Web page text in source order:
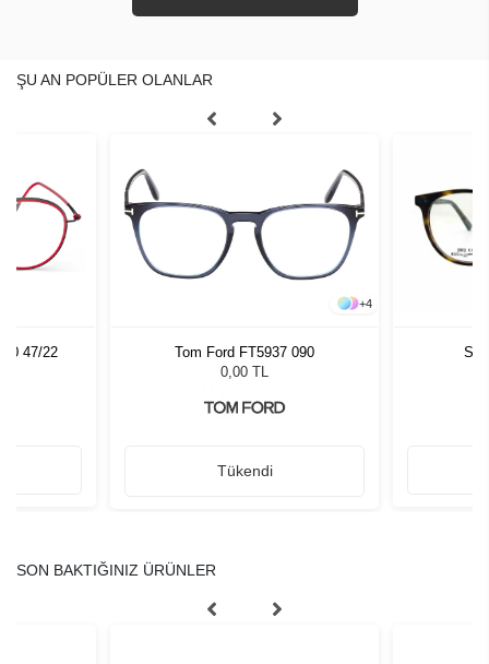
ŞU AN POPÜLER OLANLAR
47/22
+4
Tom Ford FT5937 090
0,00 TL
Tükendi
SON BAKTIĞINIZ ÜRÜNLER